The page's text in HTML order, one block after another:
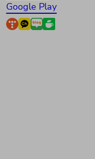
Google Play